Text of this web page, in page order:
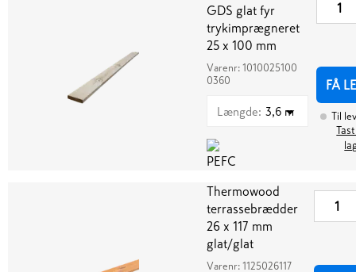
GDS glat fyr
trykimprægneret
25 x 100 mm
Varenr: 1010025100
0360
Længde: 3,6 m
FÅ
Til
Thermowood
terrassebrædder
26 x 117 mm
glat/glat
Varenr: 1125026117